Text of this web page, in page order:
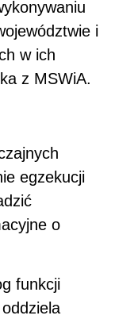
i
w ich
z MSWiA.
egzekucji
o
funkcji